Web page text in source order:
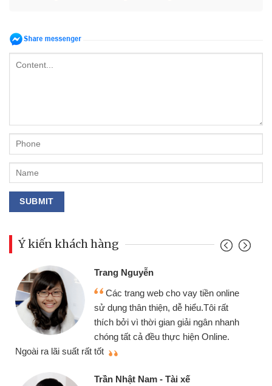
Ý kiến khách hàng
Đoàn Hữu Cảnh
Mình cần tiền gấp nên định cầm cố
chiếc xe wave nhưng thật may đã có
gói vay tiền bằng CMND online không
cần gặp mặt nên rất tiện lợi, sẽ giới
thiệu cho bạn bè biết
Cấn Văn Lực - Tạp hóa